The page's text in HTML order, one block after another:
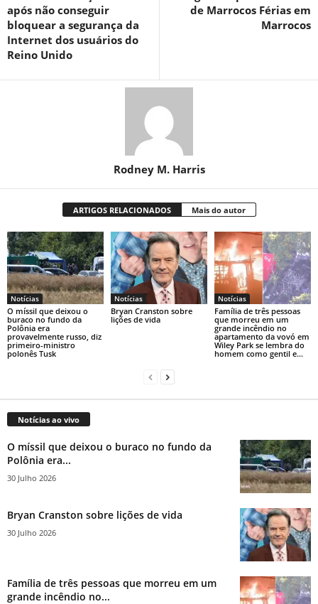
após não conseguir
bloquear a segurança da
Internet dos usuários do
Reino Unido
de Marrocos Férias em
Marrocos
Rodney M. Harris
ARTIGOS RELACIONADOS Mais do autor
Notícias
O míssil que deixou o
buraco no fundo da
Polônia era
provavelmente russo, diz
primeiro-ministro
polonês Tusk
Notícias
Bryan Cranston sobre
lições de vida
Notícias
Família de três pessoas
que morreu em um
grande incêndio no
apartamento da vovó em
Wiley Park se lembra do
homem como gentil e...
Notícias ao vivo
O míssil que deixou o buraco no fundo da
Polônia era...
30 Julho 2026
Bryan Cranston sobre lições de vida
30 Julho 2026
Família de três pessoas que morreu em um
grande incêndio no...